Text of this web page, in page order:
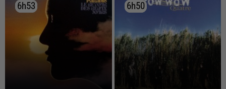
6h53
6h53 6h50
6h50